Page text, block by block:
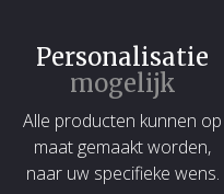
Personalisatie
mogelijk
Alle producten kunnen op
maat gemaakt worden,
naar uw specifieke wens.